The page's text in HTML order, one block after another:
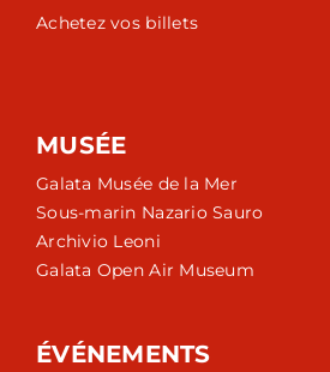
Achetez vos billets
MUSÉE
Galata Musée de la Mer
Sous-marin Nazario Sauro
Archivio Leoni
Galata Open Air Museum
ÉVÉNEMENTS